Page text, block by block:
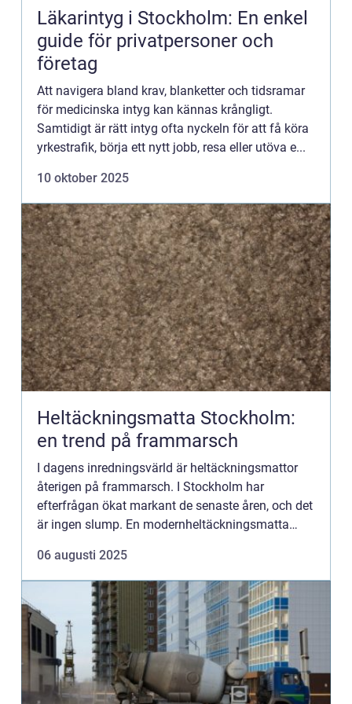
Läkarintyg i Stockholm: En enkel
guide för privatpersoner och
företag
Att navigera bland krav, blanketter och tidsramar
för medicinska intyg kan kännas krångligt.
Samtidigt är rätt intyg ofta nyckeln för att få köra
yrkestrafik, börja ett nytt jobb, resa eller utöva e...
10 oktober 2025
Heltäckningsmatta Stockholm:
en trend på frammarsch
I dagens inredningsvärld är heltäckningsmattor
återigen på frammarsch. I Stockholm har
efterfrågan ökat markant de senaste åren, och det
är ingen slump. En modernheltäckningsmatta
06 augusti 2025